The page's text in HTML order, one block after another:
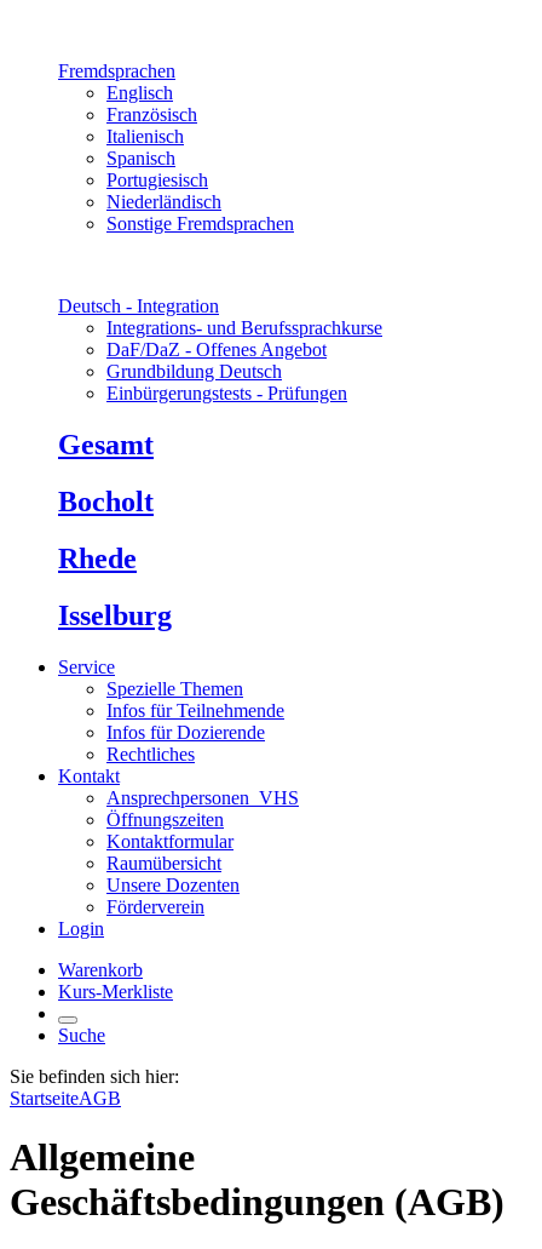
Fremdsprachen
Englisch
Französisch
Italienisch
Spanisch
Portugiesisch
Niederländisch
Sonstige Fremdsprachen
Deutsch - Integration
Integrations- und Berufssprachkurse
DaF/DaZ - Offenes Angebot
Grundbildung Deutsch
Einbürgerungstests - Prüfungen
Gesamt
Bocholt
Rhede
Isselburg
Service
Spezielle Themen
Infos für Teilnehmende
Infos für Dozierende
Rechtliches
Kontakt
Ansprechpersonen_VHS
Öffnungszeiten
Kontaktformular
Raumübersicht
Unsere Dozenten
Förderverein
Login
Warenkorb
Kurs-Merkliste
Suche
Sie befinden sich hier:
StartseiteAGB
Allgemeine
Geschäftsbedingungen (AGB)